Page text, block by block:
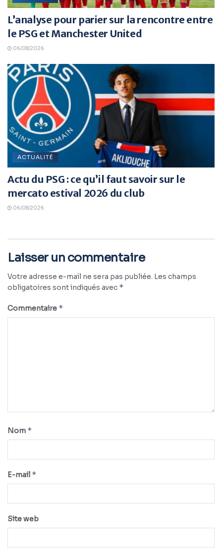
L’analyse pour parier sur la rencontre entre
le PSG et Manchester United
06/08/2026
ACTUALITÉ
Actu du PSG : ce qu’il faut savoir sur le
mercato estival 2026 du club
06/08/2026
Laisser un commentaire
Votre adresse e-mail ne sera pas publiée. Les champs
obligatoires sont indiqués avec *
Commentaire *
Nom *
E-mail *
Site web